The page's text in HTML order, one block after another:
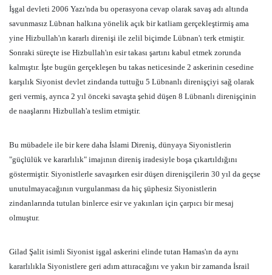
İşgal devleti 2006 Yazı'nda bu operasyona cevap olarak savaş adı altında
savunmasız Lübnan halkına yönelik açık bir katliam gerçekleştirmiş ama
yine Hizbullah'ın kararlı direnişi ile zelil biçimde Lübnan'ı terk etmiştir.
Sonraki süreçte ise Hizbullah'ın esir takası şartını kabul etmek zorunda
kalmıştır. İşte bugün gerçekleşen bu takas neticesinde 2 askerinin cesedine
karşılık Siyonist devlet zindanda tuttuğu 5 Lübnanlı direnişçiyi sağ olarak
geri vermiş, ayrıca 2 yıl önceki savaşta şehid düşen 8 Lübnanlı direnişçinin
de naaşlarını Hizbullah'a teslim etmiştir.
Bu mübadele ile bir kere daha İslami Direniş, dünyaya Siyonistlerin
"güçlülük ve kararlılık" imajının direniş iradesiyle boşa çıkartıldığını
göstermiştir. Siyonistlerle savaşırken esir düşen direnişçilerin 30 yıl da geçse
unutulmayacağının vurgulanması da hiç şüphesiz Siyonistlerin
zindanlarında tutulan binlerce esir ve yakınları için çarpıcı bir mesaj
olmuştur.
Gilad Şalit isimli Siyonist işgal askerini elinde tutan Hamas'ın da aynı
kararlılıkla Siyonistlere geri adım attıracağını ve yakın bir zamanda İsrail